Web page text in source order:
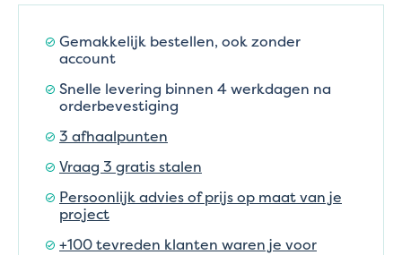
Gemakkelijk bestellen, ook zonder
account
Snelle levering binnen 4 werkdagen na
orderbevestiging
3 afhaalpunten
Vraag 3 gratis stalen
Persoonlijk advies of prijs op maat van je
project
+100 tevreden klanten waren je voor